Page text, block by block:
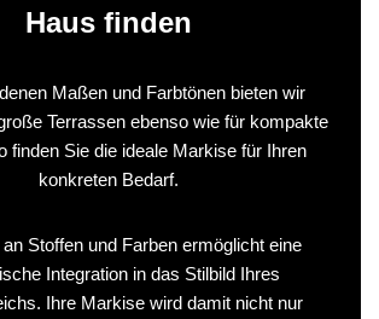
Haus finden
Maßen und Farbtönen bieten wir
Terrassen ebenso wie für kompakte
finden Sie die ideale Markise für Ihren
konkreten Bedarf.
Stoffen und Farben ermöglicht eine
Integration in das Stilbild Ihres
Ihre Markise wird damit nicht nur